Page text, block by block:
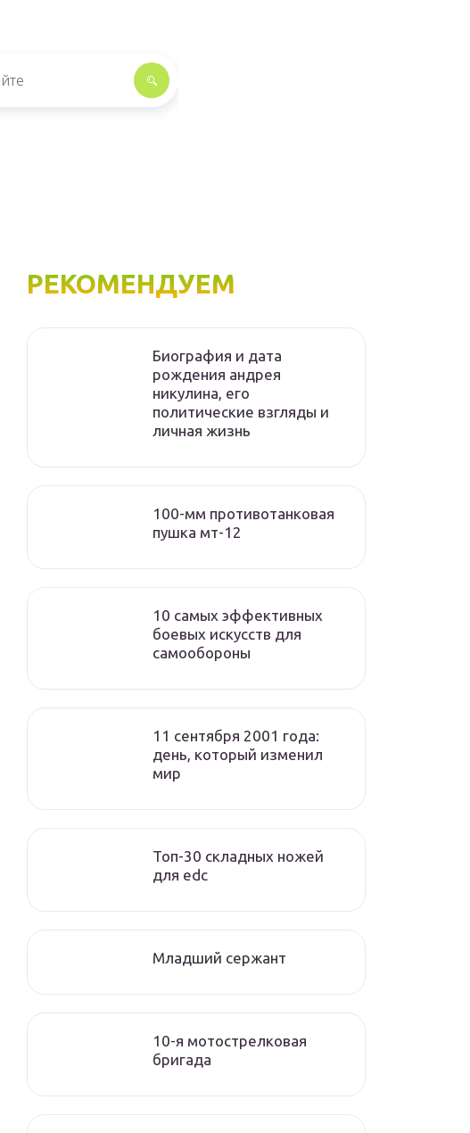
РЕКОМЕНДУЕМ
Биография и дата
рождения андрея
никулина, его
политические взгляды и
личная жизнь
100-мм противотанковая
пушка мт-12
10 самых эффективных
боевых искусств для
самообороны
11 сентября 2001 года:
день, который изменил
мир
Топ-30 складных ножей
для edc
Младший сержант
10-я мотострелковая
бригада